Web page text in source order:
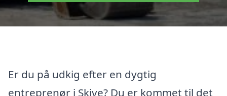
Er du på udkig efter en dygtig
entreprenør i Skive? Du er kommet til det